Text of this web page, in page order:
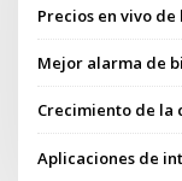
Precios en vivo
Mejor alarma de
Crecimiento de la
Aplicaciones de